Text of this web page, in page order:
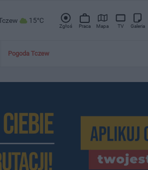
15°C
Zgłoś Praca Mapa TV Galeria
Pogoda Tczew